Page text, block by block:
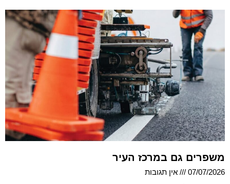
משפרים גם במרכז העיר
07/07/2026
אין תגובות